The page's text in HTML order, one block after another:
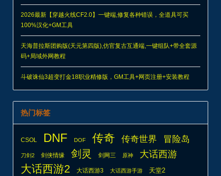
2026最新【穿越火线CF2.0】一键端,修复各种错误，全道具可买
100%汉化+GM工具
天海普拉斯团购版(天元第四版),仿官复古互通端,一键组队+带全套源
码+局域外网教程
斗破诛仙3超变打金18职业精修版，GM工具+网页注册+安装教程
热门标签
CSOL DNF DOF 传奇 传奇世界 冒险岛
刀剑2 剑侠情缘 剑灵 剑网三 原神 大话西游
大话西游2 大话西游3 大话西游手游 天堂2